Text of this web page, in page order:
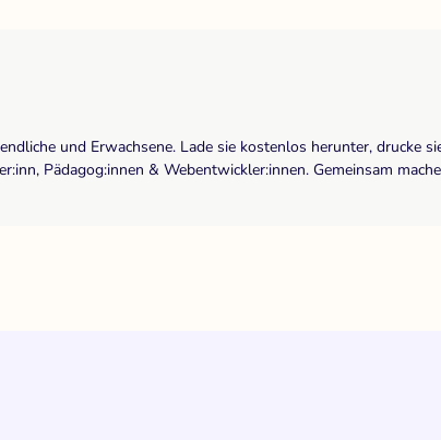
und Erwachsene. Lade sie kostenlos herunter, drucke
Pädagog:innen & Webentwickler:innen. Gemeinsam